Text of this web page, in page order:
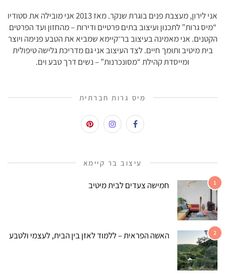
אני לירון, מעצבת פנים בוגרת שנקר. מאז 2013 אני מובילה את סטודיו
“מיס גרות” לתכנון ועיצוב בתים פרטיים ודירות – מהחזון ועד הפרטים
הקטנים. אני מאמינה בעיצוב בר־קיימא שמביא את הטבע פנימה ויוצר
בית מיטיב ותומך חיים. לצד העיצוב אני גם מדריכת גלישה טיפולית
ומייסדת קהילת “מסונכרנות” – נשים דרך טבע וים.
מיס גרות חברתית
עיצוב בר קיימא
1 חמישה צעדים לבית מיטיב
2 האשה הפראית – ללמוד לאזן בין הבית, לעצמי ולטבע